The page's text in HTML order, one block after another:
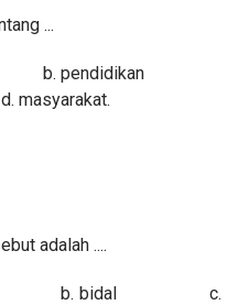
...
b. pendidikan
adalah ....
b. bidal c.